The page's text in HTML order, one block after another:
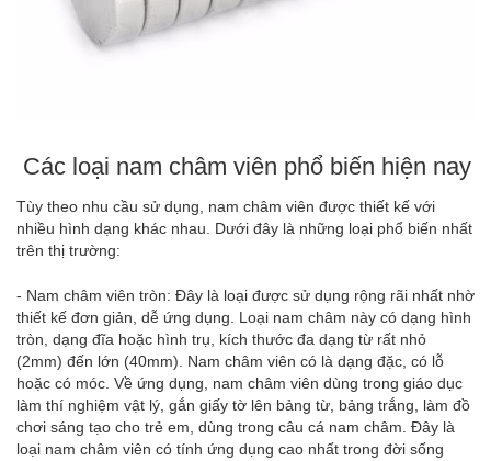
Các loại nam châm viên phổ biến hiện nay
Tùy theo nhu cầu sử dụng, nam châm viên được thiết kế với
nhiều hình dạng khác nhau. Dưới đây là những loại phổ biến nhất
trên thị trường:
- Nam châm viên tròn: Đây là loại được sử dụng rộng rãi nhất nhờ
thiết kế đơn giản, dễ ứng dụng. Loại nam châm này có dạng hình
tròn, dạng đĩa hoặc hình trụ, kích thước đa dạng từ rất nhỏ
(2mm) đến lớn (40mm). Nam châm viên có là dạng đặc, có lỗ
hoặc có móc. Về ứng dụng, nam châm viên dùng trong giáo dục
làm thí nghiệm vật lý, gắn giấy tờ lên bảng từ, bảng trắng, làm đồ
chơi sáng tạo cho trẻ em, dùng trong câu cá nam châm. Đây là
loại nam châm viên có tính ứng dụng cao nhất trong đời sống